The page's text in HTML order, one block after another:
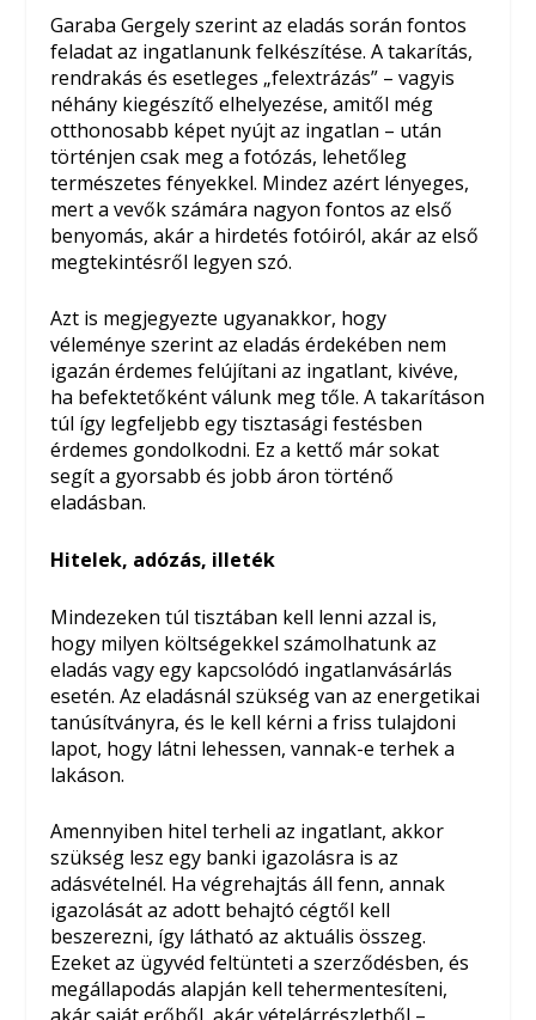
Garaba Gergely szerint az eladás során fontos
feladat az ingatlanunk felkészítése. A takarítás,
rendrakás és esetleges „felextrázás” – vagyis
néhány kiegészítő elhelyezése, amitől még
otthonosabb képet nyújt az ingatlan – után
történjen csak meg a fotózás, lehetőleg
természetes fényekkel. Mindez azért lényeges,
mert a vevők számára nagyon fontos az első
benyomás, akár a hirdetés fotóiról, akár az első
megtekintésről legyen szó.
Azt is megjegyezte ugyanakkor, hogy
véleménye szerint az eladás érdekében nem
igazán érdemes felújítani az ingatlant, kivéve,
ha befektetőként válunk meg tőle. A takarításon
túl így legfeljebb egy tisztasági festésben
érdemes gondolkodni. Ez a kettő már sokat
segít a gyorsabb és jobb áron történő
eladásban.
Hitelek, adózás, illeték
Mindezeken túl tisztában kell lenni azzal is,
hogy milyen költségekkel számolhatunk az
eladás vagy egy kapcsolódó ingatlanvásárlás
esetén. Az eladásnál szükség van az energetikai
tanúsítványra, és le kell kérni a friss tulajdoni
lapot, hogy látni lehessen, vannak-e terhek a
lakáson.
Amennyiben hitel terheli az ingatlant, akkor
szükség lesz egy banki igazolásra is az
adásvételnél. Ha végrehajtás áll fenn, annak
igazolását az adott behajtó cégtől kell
beszerezni, így látható az aktuális összeg.
Ezeket az ügyvéd feltünteti a szerződésben, és
megállapodás alapján kell tehermentesíteni,